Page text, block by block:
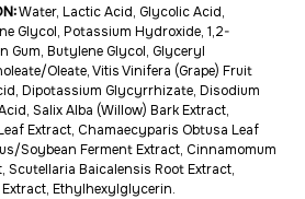
Water, Lactic Acid, Glycolic Acid,
Glycol, Potassium Hydroxide, 1,2-
Gum, Butylene Glycol, Glyceryl
Oleate, Vitis Vinifera (Grape) Fruit
Dipotassium Glycyrrhizate, Disodium
Salix Alba (Willow) Bark Extract,
Extract, Chamaecyparis Obtusa Leaf
Soybean Ferment Extract, Cinnamomum
Scutellaria Baicalensis Root Extract,
Ethylhexylglycerin.